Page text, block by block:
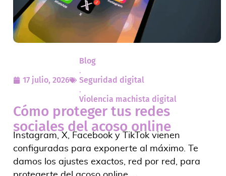
17 julio, 2026
Blog
,
Seguridad digital
,
Violencia machista digital
Cómo proteger tus redes
sociales del acoso online
Instagram, X, Facebook y TikTok vienen
configuradas para exponerte al máximo. Te
damos los ajustes exactos, red por red, para